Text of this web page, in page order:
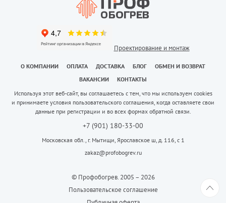
Проектирование и монтаж
О КОМПАНИИ ОПЛАТА ДОСТАВКА БЛОГ
ОБМЕН И ВОЗВРАТ
ВАКАНСИИ
КОНТАКТЫ
Используя этот веб-сайт, вы соглашаетесь с тем, что мы используем cookies
и принимаете условия пользовательского соглашения, когда оставляете свои
данные при регистрации и во всех формах обратной связи.
+7 (901) 180-33-00
Московская обл., г. Мытищи, Ярославское ш, д. 116, с 1
zakaz@profobogrev.ru
© Профобогрев. 2005 – 2026
Пользовательское соглашение